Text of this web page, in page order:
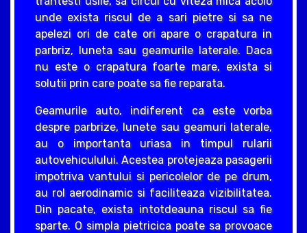
unde exista riscul de a sari pietre si sa ne
apelezi ori de cate ori apare o crapatura in
parbriz, luneta sau geamurile laterale. Daca
nu este o crapatura foarte mare, exista si
solutii prin care poate sa fie reparata.
Geamurile auto, indiferent ca este vorba
despre parbrize, lunete sau geamuri laterale,
au o importanta uriasa in timpul rularii
autovehiculului. Acestea protejeaza pasagerii
impotriva vantului si pericolelor de pe drum,
au rol aerodinamic si faciliteaza vizibilitatea.
Din pacate, exista intotdeauna riscul sa fie
sparte. O simpla pietricica poate sa provoace